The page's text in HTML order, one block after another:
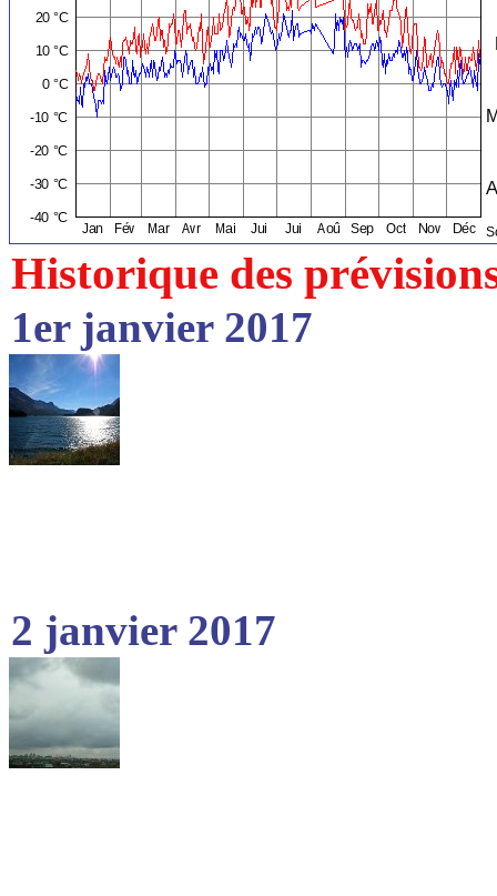
Historique des
1er janvier 2017
2 janvier 2017